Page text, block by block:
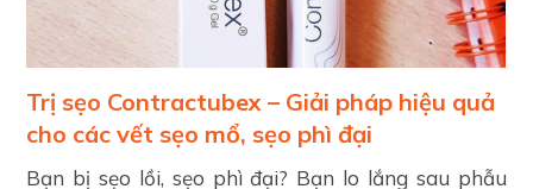
Trị sẹo Contractubex – Giải pháp hiệu quả
cho các vết sẹo mổ, sẹo phì đại
Bạn bị sẹo lồi, sẹo phì đại? Bạn lo lắng sau phẫu